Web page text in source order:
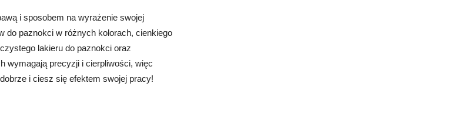
i sposobem na wyrażenie swojej
do paznokci w różnych kolorach, cienkiego
lakieru do paznokci oraz
wymagają precyzji i cierpliwości, więc
i ciesz się efektem swojej pracy!